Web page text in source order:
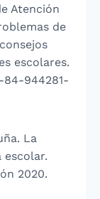
Atención
de
escolares.
84-944281-
La
escolar.
2020.